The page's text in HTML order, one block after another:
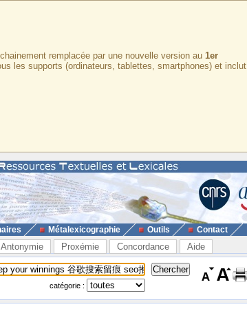
remplacée par une nouvelle version au 1er
les supports (ordinateurs, tablettes, smartphones) et inclut
Métalexicographie Outils Contact
Antonymie Proxémie Concordance Aide
catégorie :